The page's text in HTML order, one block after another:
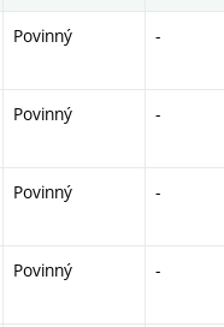
Povinný -
Povinný -
Povinný -
Povinný -